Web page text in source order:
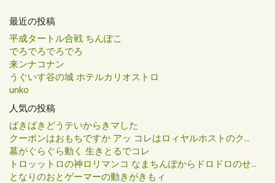
最近の投稿
平成タートル合戦 ちんぽこ
でろでろでろでろ
来ンナコナン
うぐいす谷の城 ホテルカリオストロ
unko
人気の投稿
ばきばきどうテいからきマした
クーポンはおもちですか アッ コレはロィヤルホストのク...
墓がぐらぐら動く 生きとるでコレ
トロッットロの神ロリマンコ なまちんぽからドロドロのせ...
となりのおとゲーマーの動きがきもィ